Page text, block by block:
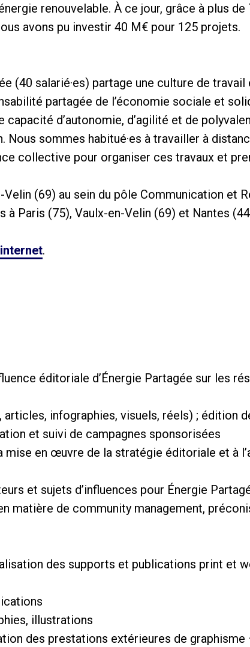
renouvelable. À ce jour, grâce à plus
avons pu investir 40 M€ pour 125 projets.
(40 salarié·es) partage une culture de
partagée de l’économie sociale et
d’autonomie, d’agilité et de
sommes habitué·es à travailler à
collective pour organiser ces travaux et
(69) au sein du pôle Communication et
à Paris (75), Vaulx-en-Velin (69) et Nantes
.
éditoriale d’Énergie Partagée sur les
infographies, visuels, réels) ; édition
et suivi de campagnes sponsorisées
en œuvre de la stratégie éditoriale et à
et sujets d’influences pour Énergie
matière de community management,
des supports et publications print et
illustrations
des prestations extérieures de graphisme